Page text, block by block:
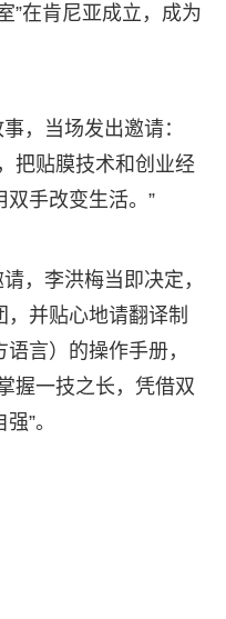
”在肯尼亚成立，成为
，当场发出邀请：
把贴膜技术和创业经
手改变生活。”
，李洪梅当即决定，
并贴心地请翻译制
言）的操作手册，
握一技之长，凭借双
”。